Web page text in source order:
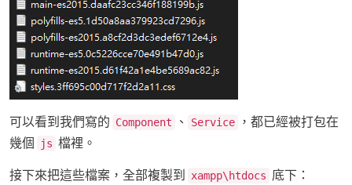
可以看到我們寫的 Component 、 Service
，都已經被打包在
幾個
js 檔裡。
接下來把這些檔案，全部複製到 xampp\htdocs 底下：